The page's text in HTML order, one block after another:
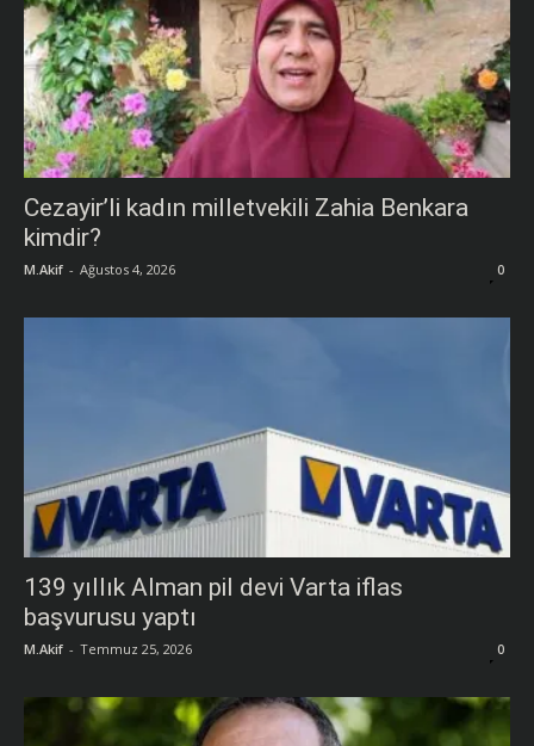
Cezayir’li kadın milletvekili Zahia Benkara
kimdir?
M.Akif - Ağustos 4, 2026 0
139 yıllık Alman pil devi Varta iflas
başvurusu yaptı
M.Akif - Temmuz 25, 2026 0